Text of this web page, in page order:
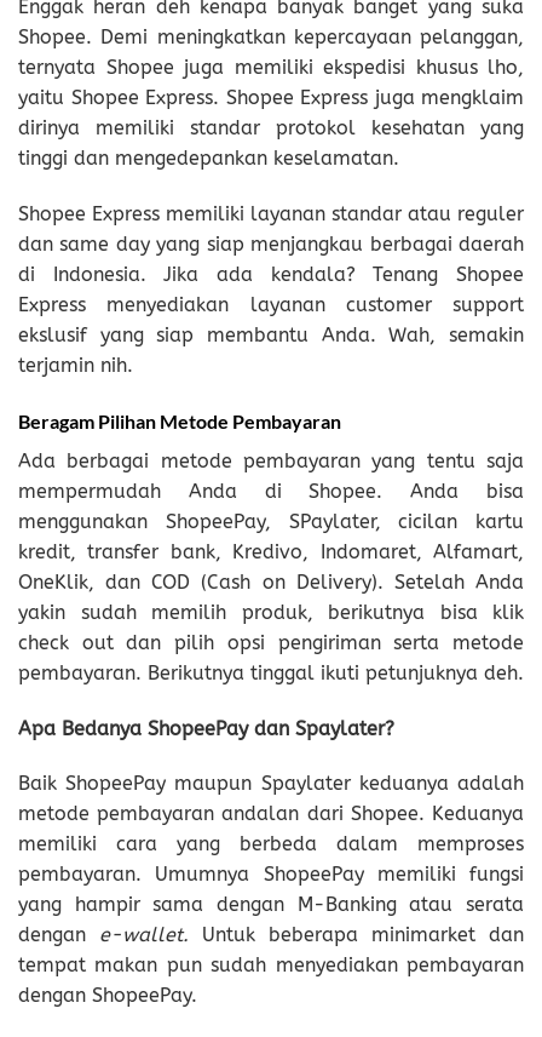
Enggak heran deh kenapa banyak banget yang suka
Shopee. Demi meningkatkan kepercayaan pelanggan,
ternyata Shopee juga memiliki ekspedisi khusus lho,
yaitu Shopee Express. Shopee Express juga mengklaim
dirinya memiliki standar protokol kesehatan yang
tinggi dan mengedepankan keselamatan.
Shopee Express memiliki layanan standar atau reguler
dan same day yang siap menjangkau berbagai daerah
di Indonesia. Jika ada kendala? Tenang Shopee
Express menyediakan layanan customer support
ekslusif yang siap membantu Anda. Wah, semakin
terjamin nih.
Beragam Pilihan Metode Pembayaran
Ada berbagai metode pembayaran yang tentu saja
mempermudah Anda di Shopee. Anda bisa
menggunakan ShopeePay, SPaylater, cicilan kartu
kredit, transfer bank, Kredivo, Indomaret, Alfamart,
OneKlik, dan COD (Cash on Delivery). Setelah Anda
yakin sudah memilih produk, berikutnya bisa klik
check out dan pilih opsi pengiriman serta metode
pembayaran. Berikutnya tinggal ikuti petunjuknya deh.
Apa Bedanya ShopeePay dan Spaylater?
Baik ShopeePay maupun Spaylater keduanya adalah
metode pembayaran andalan dari Shopee. Keduanya
memiliki cara yang berbeda dalam memproses
pembayaran. Umumnya ShopeePay memiliki fungsi
yang hampir sama dengan M-Banking atau serata
dengan ­ e-wallet. Untuk beberapa minimarket dan
tempat makan pun sudah menyediakan pembayaran
dengan ShopeePay.